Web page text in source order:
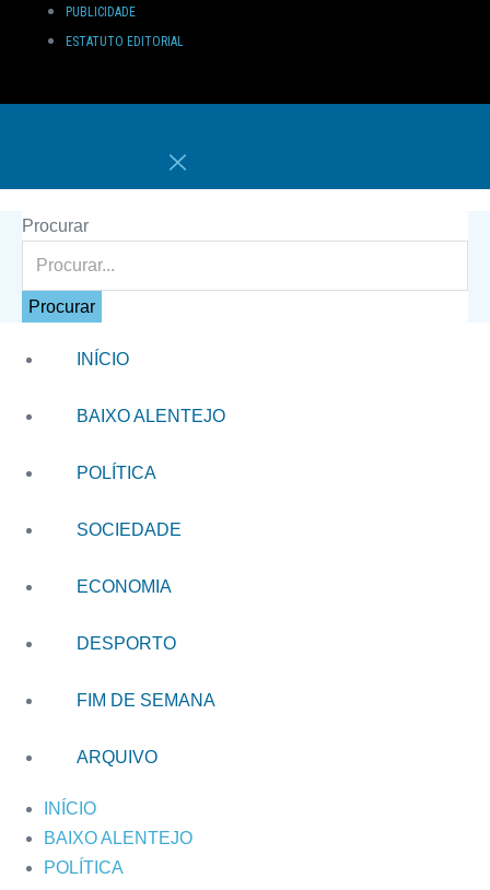
PUBLICIDADE
ESTATUTO EDITORIAL
Procurar
Procurar
INÍCIO
BAIXO ALENTEJO
POLÍTICA
SOCIEDADE
ECONOMIA
DESPORTO
FIM DE SEMANA
ARQUIVO
INÍCIO
BAIXO ALENTEJO
POLÍTICA